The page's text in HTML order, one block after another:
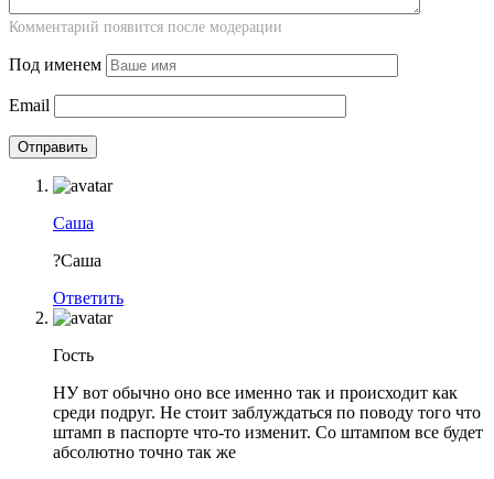
Комментарий появится после модерации
Под именем
Email
Саша
?Саша
Ответить
Гость
НУ вот обычно оно все именно так и происходит как
среди подруг. Не стоит заблуждаться по поводу того что
штамп в паспорте что-то изменит. Со штампом все будет
абсолютно точно так же